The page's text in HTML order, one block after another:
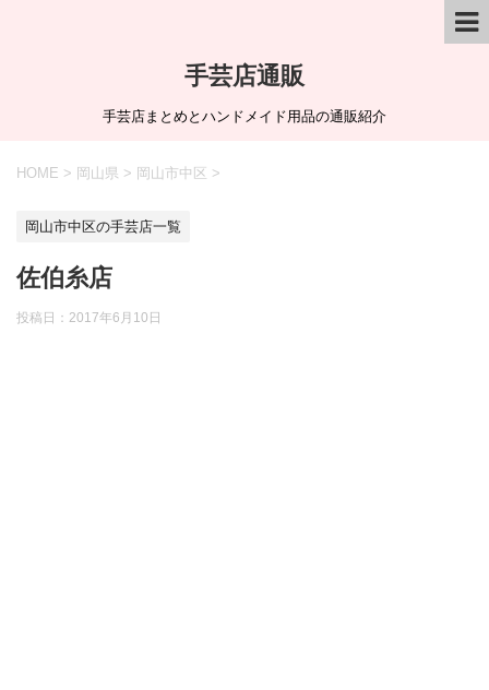
手芸店通販
手芸店まとめとハンドメイド用品の通販紹介
HOME > 岡山県 > 岡山市中区 >
岡山市中区の手芸店一覧
佐伯糸店
投稿日： 2017年6月10日